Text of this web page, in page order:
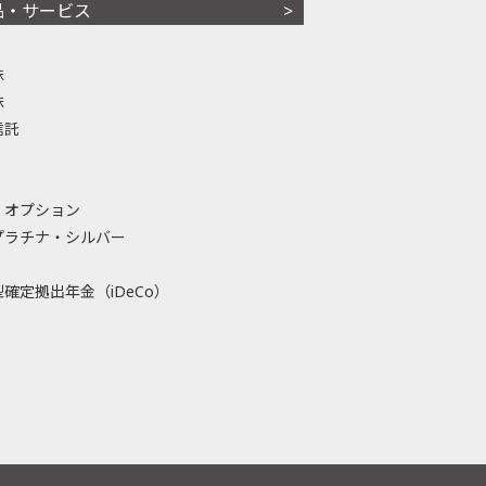
・サービス
託
プション
ラチナ・シルバー
定拠出年金（iDeCo）